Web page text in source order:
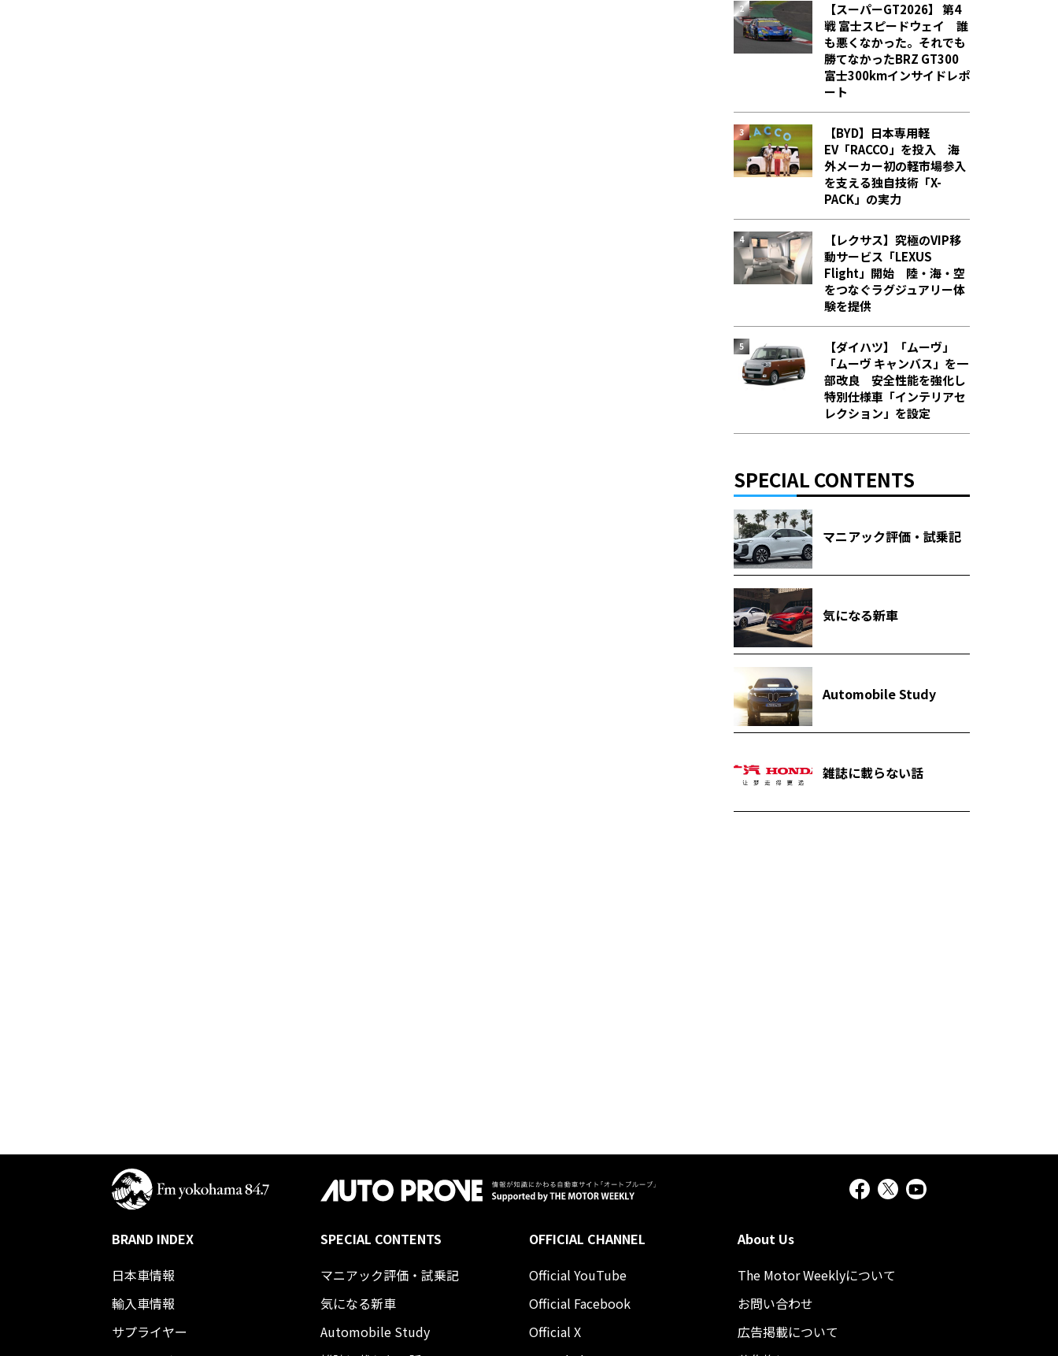
【スーパーGT2026】 第4
戦 富士スピードウェイ 誰
も悪くなかった。それでも
勝てなかった――BRZ GT300
富士300kmインサイドレポ
ート
【BYD】日本専用軽
EV「RACCO」を投入 海
外メーカー初の軽市場参入
を支える独自技術「X-
PACK」の実力
【レクサス】究極のVIP移
動サービス「LEXUS
Flight」開始 陸・海・空
をつなぐラグジュアリー体
験を提供
【ダイハツ】「ムーヴ」
「ムーヴ キャンバス」を一
部改良 安全性能を強化し
特別仕様車「インテリアセ
レクション」を設定
SPECIAL CONTENTS
マニアック評価・試乗記
気になる新車
Automobile Study
雑誌に載らない話
BRAND INDEX
日本車情報​
輸入車情報
サプライヤー
SPECIAL CONTENTS
マニアック評価・試乗記
気になる新車
Automobile Study
OFFICIAL CHANNEL
Official YouTube
Official Facebook
Official X
About Us
The Motor Weeklyについて
お問い合わせ
広告掲載について